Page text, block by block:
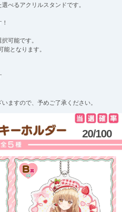
べるアクリルスタンドです。
可能です。
となります。
ますので、予めご了承ください。
20/100